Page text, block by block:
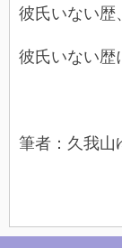
彼氏いない歴
彼氏いない歴
筆者：久我山